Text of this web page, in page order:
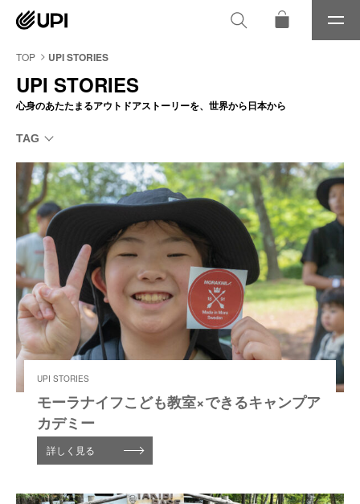
メ
ニ
TOP UPI STORIES
UPI STORIES
心身のあたたまるアウトドアストーリーを、世界から日本から
TAG
UPI STORIES
モーラナイフこども教室×できるキャンプア
カデミー
詳しく見る